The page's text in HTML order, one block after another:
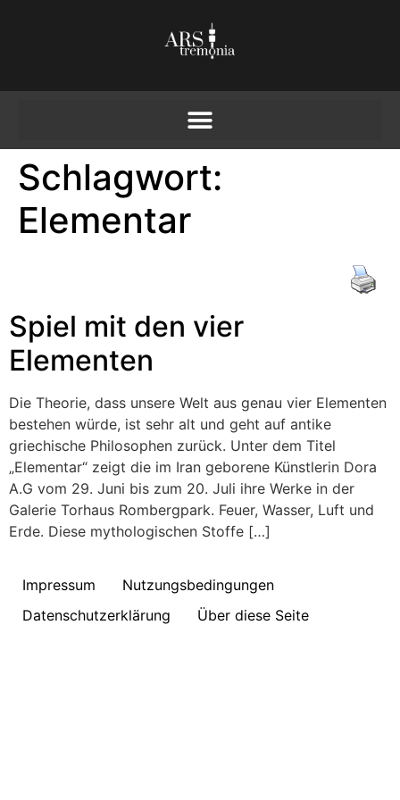
Schlagwort:
Elementar
Spiel mit den vier
Elementen
Die Theorie, dass unsere Welt aus genau vier Elementen
bestehen würde, ist sehr alt und geht auf antike
griechische Philosophen zurück. Unter dem Titel
„Elementar“ zeigt die im Iran geborene Künstlerin Dora
A.G vom 29. Juni bis zum 20. Juli ihre Werke in der
Galerie Torhaus Rombergpark. Feuer, Wasser, Luft und
Erde. Diese mythologischen Stoffe […]
Impressum
Nutzungsbedingungen
Datenschutzerklärung
Über diese Seite